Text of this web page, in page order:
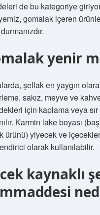
de bu kategoriye
gomalak içeren
yenir
şellak en yaygın
sakız, meyve ve
için kaplama veya
Karmin lake boyası
ürünü) yiyecek ve
olarak kullanılabilir.
kaynaklı